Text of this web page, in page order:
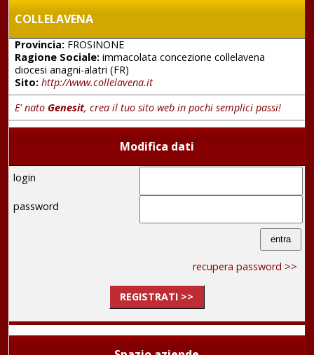
COLLELAVENA
Provincia:FROSINONE
Ragione Sociale:immacolata concezione collelavena
diocesi anagni-alatri (FR)
Sito: http://www.collelavena.it
E' nato Genesit, crea il tuo sito web in pochi semplici passi!
Modifica dati
login
password
recupera password >>
REGISTRATI >>